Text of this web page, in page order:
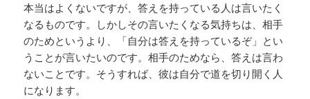
本当はよくないですが、答えを持っている人は言いたく
なるものです。しかしその言いたくなる気持ちは、相手
のためというより、「自分は答えを持っているぞ」とい
うことが言いたいのです。相手のためなら、答えは言わ
ないことです。そうすれば、彼は自分で道を切り開く人
になります。